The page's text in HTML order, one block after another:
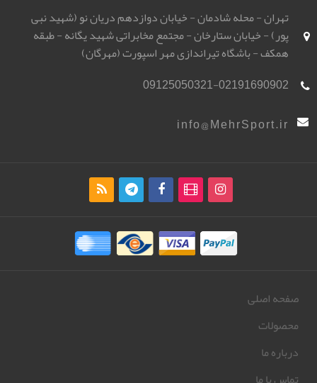
تهران - محله شادمان - خیابان دوازدهم دریان نو (شهید نبی
پور) - خیابان ستارخان - مجتمع مخابراتی شهید یگانه - طبقه
همکف - باشگاه تیراندازی مهر اسپورت (مهرگان)
09125050321-02191690902
info@MehrSport.ir
صفحه اصلی
محصولات
درباره ما